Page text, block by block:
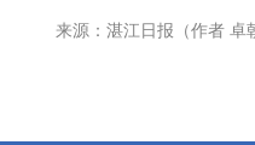
来源：湛江日报（作者 卓